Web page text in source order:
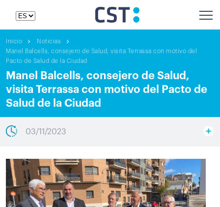
Inicio
Noticias
Manel Balcells, consejero de Salud, visita Terrassa con motivo del
Pacto de Salud de la Ciudad
Manel Balcells, consejero de Salud,
visita Terrassa con motivo del Pacto de
Salud de la Ciudad
03/11/2023